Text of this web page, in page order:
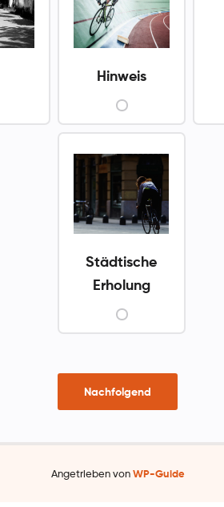
Hinweis
Städtische
Erholung
Nachfolgend
Angetrieben vonWP-Guide